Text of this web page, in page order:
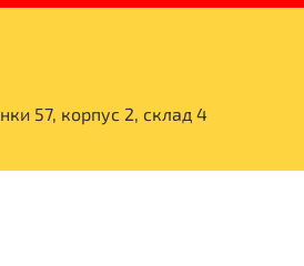
57, корпус 2, склад 4